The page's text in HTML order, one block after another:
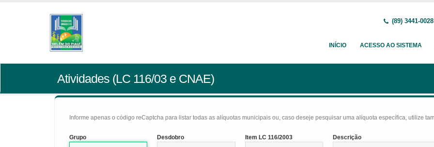
(89) 3441-0028
INÍCIO ACESSO AO SISTEMA
Atividades (LC 116/03 e CNAE)
Informe apenas o código reCaptcha para listar todas as alíquotas municipais ou, caso deseje pesquisar uma alíquota específica, utilize
Grupo Desdobro Item LC 116/2003 Descrição